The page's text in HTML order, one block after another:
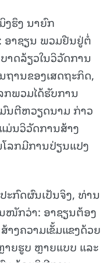
ງຮຶງ ນາຍົກ
ອາຊຽນ ພວມຢືນຢູ່ຕໍ່
ດລ້ຽວໃນວິວັດການ
ານຂອງເສດຖະກິດ,
ກພວມໄດ້ຮັບການ
ນຕີຫວຽດນາມ ກ່າວ
ມ່ນວິວັດການສ້າງ
ລກມີການປ່ຽນແປງ
ະກົດຜົນເປັນຈິງ, ທ່ານ
ໜັກວ່າ: ອາຊຽນຕ້ອງ
ງຄວາມເຂັ້ມແຂງດ້ວຍ
າຍຮູບ ຫຼາຍແບບ ແລະ